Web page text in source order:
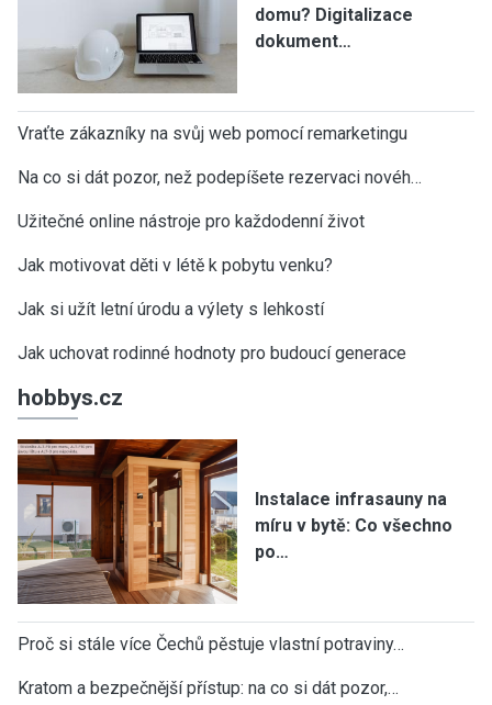
domu? Digitalizace
dokument…
Vraťte zákazníky na svůj web pomocí remarketingu
Na co si dát pozor, než podepíšete rezervaci novéh…
Užitečné online nástroje pro každodenní život
Jak motivovat děti v létě k pobytu venku?
Jak si užít letní úrodu a výlety s lehkostí
Jak uchovat rodinné hodnoty pro budoucí generace
hobbys.cz
Instalace infrasauny na
míru v bytě: Co všechno
po…
Proč si stále více Čechů pěstuje vlastní potraviny…
Kratom a bezpečnější přístup: na co si dát pozor,…